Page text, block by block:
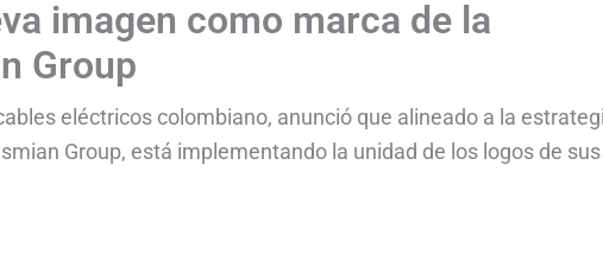
imagen como marca de la
Group
eléctricos colombiano, anunció que alineado a la
Group, está implementando la unidad de los logos de sus